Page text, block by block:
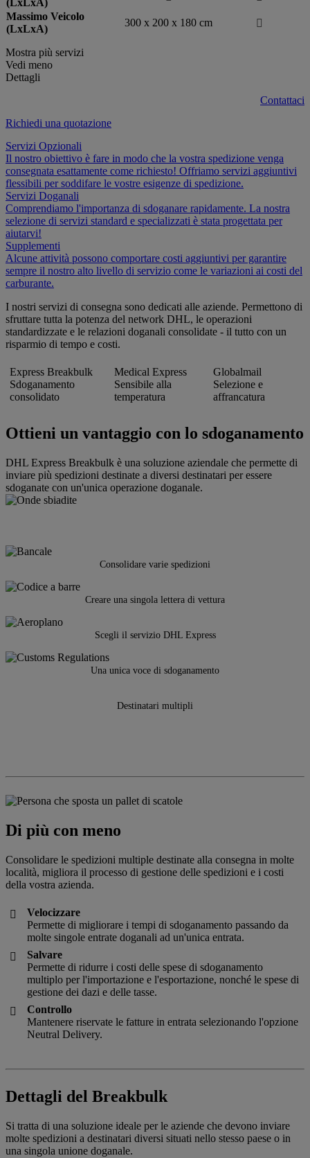
(LxLxA)
Massimo Veicolo
(LxLxA)
300 x 200 x 180 cm 
Mostra più servizi
Vedi meno
Dettagli
Contattaci
Richiedi una quotazione
Servizi Opzionali
Il nostro obiettivo è fare in modo che la vostra spedizione venga
consegnata esattamente come richiesto! Offriamo servizi aggiuntivi
flessibili per soddifare le vostre esigenze di spedizione.
Servizi Doganali
Comprendiamo l'importanza di sdoganare rapidamente. La nostra
selezione di servizi standard e specializzati è stata progettata per
aiutarvi!
Supplementi
Alcune attività possono comportare costi aggiuntivi per garantire
sempre il nostro alto livello di servizio come le variazioni ai costi del
carburante.
I nostri servizi di consegna sono dedicati alle aziende. Permettono di
sfruttare tutta la potenza del network DHL, le operazioni
standardizzate e le relazioni doganali consolidate - il tutto con un
risparmio di tempo e costi.
Express Breakbulk
Sdoganamento
consolidato
Medical Express
Sensibile alla
temperatura
Globalmail
Selezione e
affrancatura
Ottieni un vantaggio con lo sdoganamento
DHL Express Breakbulk è una soluzione aziendale che permette di
inviare più spedizioni destinate a diversi destinatari per essere
sdoganate con un'unica operazione doganale.
Consolidare varie spedizioni
Creare una singola lettera di vettura
Scegli il servizio DHL Express
Una unica voce di sdoganamento
Destinatari multipli
Di più con meno
Consolidare le spedizioni multiple destinate alla consegna in molte
località, migliora il processo di gestione delle spedizioni e i costi
della vostra azienda.

Velocizzare
Permette di migliorare i tempi di sdoganamento passando da
molte singole entrate doganali ad un'unica entrata.

Salvare
Permette di ridurre i costi delle spese di sdoganamento
multiplo per l'importazione e l'esportazione, nonché le spese di
gestione dei dazi e delle tasse.

Controllo
Mantenere riservate le fatture in entrata selezionando l'opzione
Neutral Delivery.
Dettagli del Breakbulk
Si tratta di una soluzione ideale per le aziende che devono inviare
molte spedizioni a destinatari diversi situati nello stesso paese o in
una singola unione doganale.